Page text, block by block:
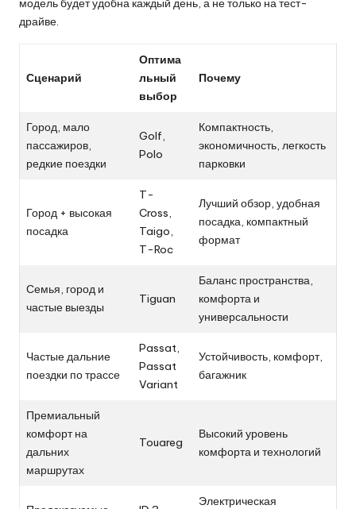
модель будет удобна каждый день, а не только на тест-
драйве.
Сценарий
Оптима
льный
выбор
Почему
Город, мало
пассажиров,
редкие поездки
Golf,
Polo
Компактность,
экономичность, легкость
парковки
Город + высокая
посадка
T-
Cross,
Taigo,
T-Roc
Лучший обзор, удобная
посадка, компактный
формат
Семья, город и
частые выезды
Tiguan
Баланс пространства,
комфорта и
универсальности
Частые дальние
поездки по трассе
Passat,
Passat
Variant
Устойчивость, комфорт,
багажник
Премиальный
комфорт на
дальних
маршрутах
Touareg
Высокий уровень
комфорта и технологий
Электрическая